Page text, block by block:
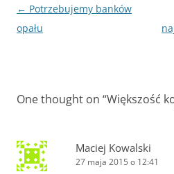
Zobacz
wpisy
← Potrzebujemy banków
opału
One thought on “Większość
Maciej Kowalski
27 maja 2015 o 12:41